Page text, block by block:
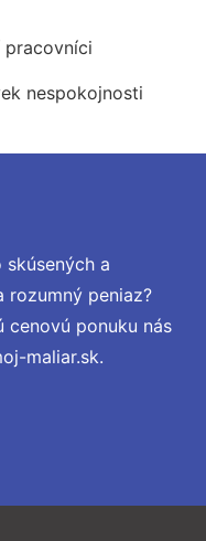
pracovníci
nespokojnosti
a
rozumný peniaz?
cenovú ponuku nás
maliar.sk.